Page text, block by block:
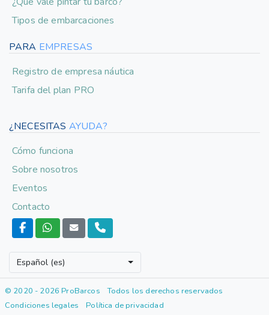
Tipos de embarcaciones
PARA EMPRESAS
Registro de empresa náutica
Tarifa del plan PRO
¿NECESITAS AYUDA?
Cómo funciona
Sobre nosotros
Eventos
Contacto
Español (es)
© 2020 - 2026 ProBarcos
Todos los derechos reservados
Condiciones legales
Política de privacidad